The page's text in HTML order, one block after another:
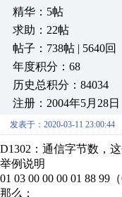
精华：5帖
求助：22帖
帖子：738帖 | 5640回
年度积分：68
历史总积分：84034
注册：2004年5月28日
发表于：2020-03-11 23:00:44
D1302：通信字节数，
举例说明
01 03 00 00 00 01 88 99
那么：